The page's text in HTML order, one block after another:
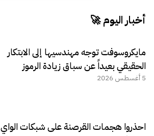
أخبار اليوم 🚀
مايكروسوفت توجه مهندسيها إلى الابتكار
الحقيقي بعيداً عن سباق زيادة الرموز
5 أغسطس 2026
احذروا هجمات القرصنة على شبكات الواي